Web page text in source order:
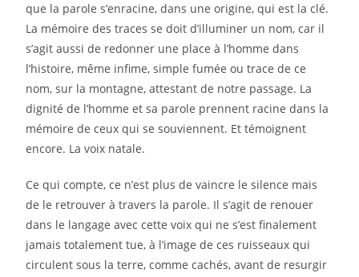
que la parole s’enracine, dans une origine, qui est la clé.
La mémoire des traces se doit d’illuminer un nom, car il
s’agit aussi de redonner une place à l’homme dans
l’histoire, même infime, simple fumée ou trace de ce
nom, sur la montagne, attestant de notre passage. La
dignité de l’homme et sa parole prennent racine dans la
mémoire de ceux qui se souviennent. Et témoignent
encore. La voix natale.
Ce qui compte, ce n’est plus de vaincre le silence mais
de le retrouver à travers la parole. Il s’agit de renouer
dans le langage avec cette voix qui ne s’est finalement
jamais totalement tue, à l’image de ces ruisseaux qui
circulent sous la terre, comme cachés, avant de resurgir